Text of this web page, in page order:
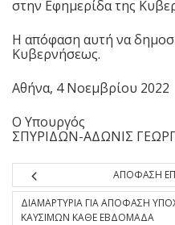
στην Εφημερίδα της
Η απόφαση αυτή να
Κυβερνήσεως.
Αθήνα, 4 Νοεμβρίου 2022
Ο Υπουργός
ΣΠΥΡΙΔΩΝ-ΑΔΩΝΙΣ
ΑΠΟΦΑΣΗ
ΔΙΑΜΑΡΤΥΡΙΑ ΓΙΑ ΑΠΟΦΑΣΗ
ΚΑΥΣΙΜΩΝ ΚΑΘΕ ΕΒΔΟΜΑΔΑ